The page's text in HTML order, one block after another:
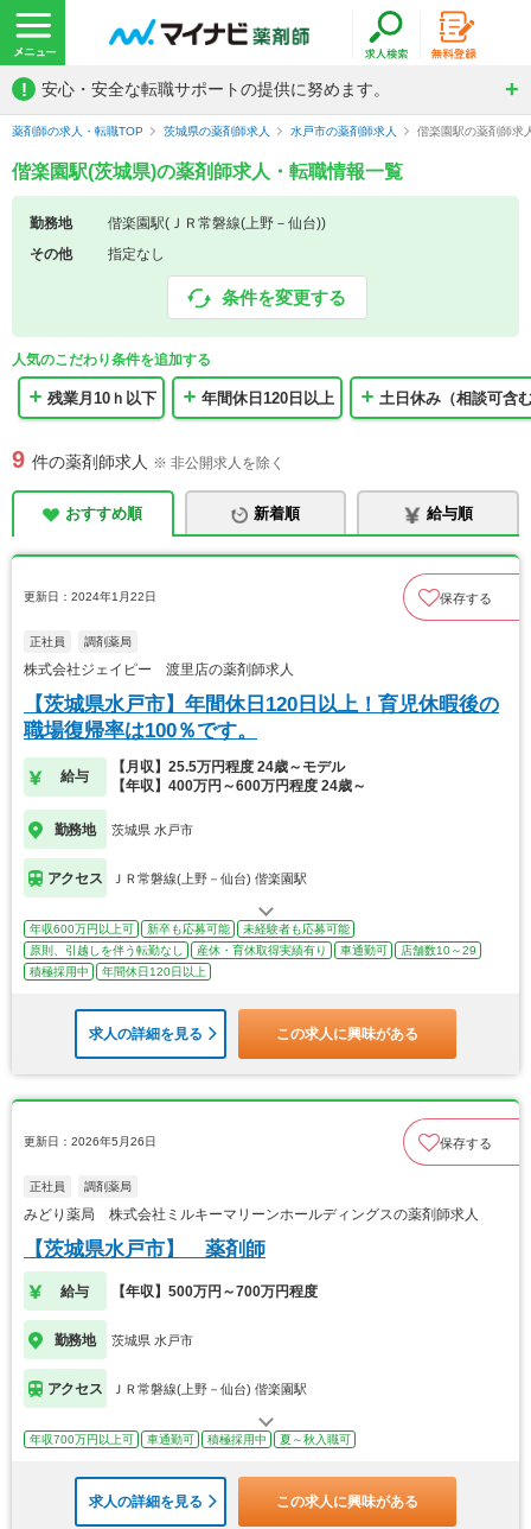
! 安心・安全な転職サポートの提供に努めます。
薬剤師の求人・転職TOP 茨城県の薬剤師求人 水戸市の薬剤師求人 偕楽園駅の薬剤師求
偕楽園駅(茨城県)の薬剤師求人・転職情報一覧
勤務地
偕楽園駅(ＪＲ常磐線(上野－仙台))
その他
指定なし
条件を変更する
人気のこだわり条件を追加する
残業月10ｈ以下 年間休日120日以上 土日休み（相談可含
9 件の薬剤師求人 ※ 非公開求人を除く
おすすめ順 新着順 給与順
更新日：2024年1月22日 保存する
正社員 調剤薬局
株式会社ジェイピー 渡里店の薬剤師求人
【茨城県水戸市】年間休日120日以上！育児休暇後の
職場復帰率は100％です。
給与
【月収】25.5万円程度 24歳～モデル
【年収】400万円～600万円程度 24歳～
勤務地 茨城県 水戸市
アクセス ＪＲ常磐線(上野－仙台) 偕楽園駅
年収600万円以上可 新卒も応募可能
未経験者も応募可能
原則、引越しを伴う転勤なし
産休・育休取得実績有り 車通勤可
店舗数10～29
積極採用中
年間休日120日以上
求人の詳細を見る この求人に興味がある
更新日：2026年5月26日 保存する
正社員 調剤薬局
みどり薬局 株式会社ミルキーマリーンホールディングスの薬剤師求人
【茨城県水戸市】 薬剤師
給与 【年収】500万円～700万円程度
勤務地 茨城県 水戸市
アクセス ＪＲ常磐線(上野－仙台) 偕楽園駅
年収700万円以上可 車通勤可 積極採用中 夏～秋入職可
求人の詳細を見る この求人に興味がある